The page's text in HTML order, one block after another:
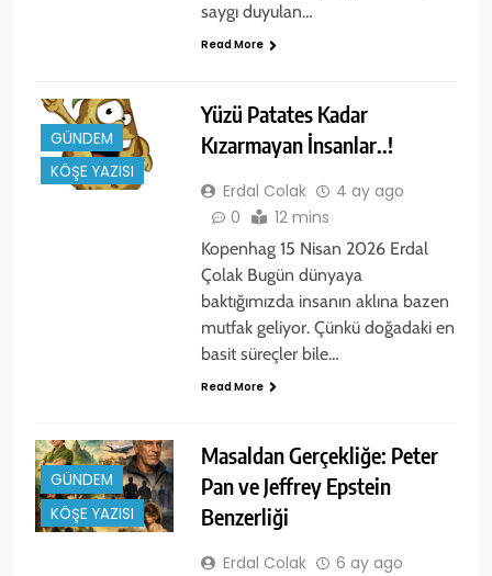
saygı duyulan…
Read More
GÜNDEM
KÖŞE YAZISI
Yüzü Patates Kadar
Kızarmayan İnsanlar..!
Erdal Colak
4 ay ago
0
12 mins
Kopenhag 15 Nisan 2026 Erdal
Çolak Bugün dünyaya
baktığımızda insanın aklına bazen
mutfak geliyor. Çünkü doğadaki en
basit süreçler bile…
Read More
GÜNDEM
KÖŞE YAZISI
Masaldan Gerçekliğe: Peter
Pan ve Jeffrey Epstein
Benzerliği
Erdal Colak
6 ay ago